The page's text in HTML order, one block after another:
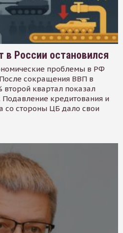
в России остановился
проблемы в РФ
сокращения ВВП в
второй квартал показал
Подавление кредитования и
со стороны ЦБ дало свои